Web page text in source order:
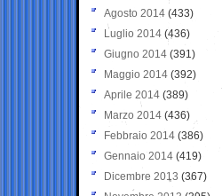
Agosto 2014 (433)
Luglio 2014 (436)
Giugno 2014 (391)
Maggio 2014 (392)
Aprile 2014 (389)
Marzo 2014 (436)
Febbraio 2014 (386)
Gennaio 2014 (419)
Dicembre 2013 (367)